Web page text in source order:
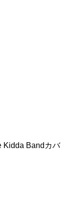
Kidda Bandカバ